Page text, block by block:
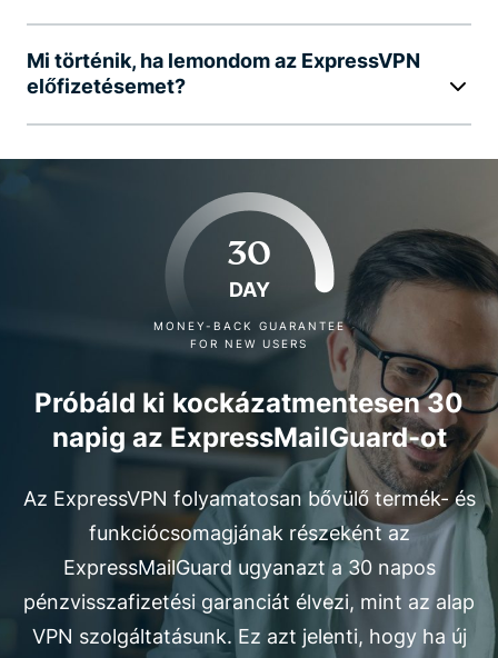
Mi történik, ha lemondom az ExpressVPN
előfizetésemet?
30
DAY
MONEY-BACK GUARANTEE
FOR NEW USERS
Próbáld ki kockázatmentesen 30
napig az ExpressMailGuard-ot
Az ExpressVPN folyamatosan bővülő termék- és
funkciócsomagjának részeként az
ExpressMailGuard ugyanazt a 30 napos
pénzvisszafizetési garanciát élvezi, mint az alap
VPN szolgáltatásunk. Ez azt jelenti, hogy ha új